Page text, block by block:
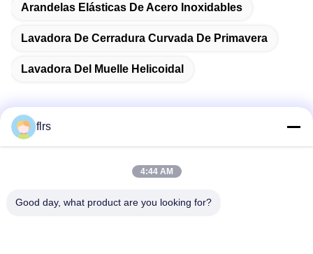
Arandelas Elásticas De Acero Inoxidables
Lavadora De Cerradura Curvada De Primavera
Lavadora Del Muelle Helicoidal
Avenida del eurasiático No.3939., distrito ecológico de
flrs
4:44 AM
Good day, what product are you looking for?